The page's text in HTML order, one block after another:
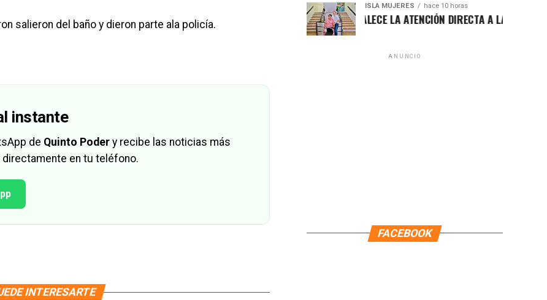
salieron del baño y dieron parte ala policía.
instante
de Quinto Poder y recibe las noticias más
directamente en tu teléfono.
INTERESARTE
ISLA MUJERES hace 10 horas
ATENEA FORTALECE LA ATENCIÓN DIRECTA A LAS FAMILIAS
ANUNCIO
FACEBOOK